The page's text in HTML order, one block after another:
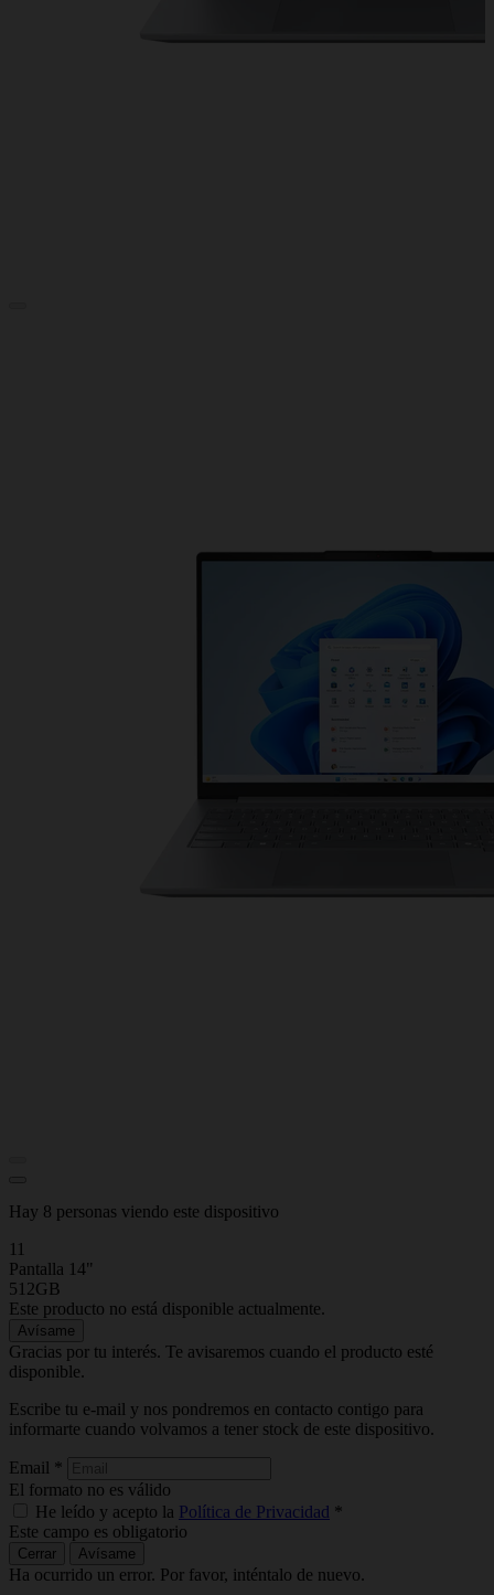
Hay 8 personas viendo este dispositivo
11
Pantalla 14"
512GB
Este producto no está disponible actualmente.
Avísame
Gracias por tu interés. Te avisaremos cuando el producto esté
disponible.
Escribe tu e-mail y nos pondremos en contacto contigo para
informarte cuando volvamos a tener stock de este dispositivo.
Email *
El formato no es válido
He leído y acepto la Política de Privacidad *
Este campo es obligatorio
Cerrar Avísame
Ha ocurrido un error. Por favor, inténtalo de nuevo.